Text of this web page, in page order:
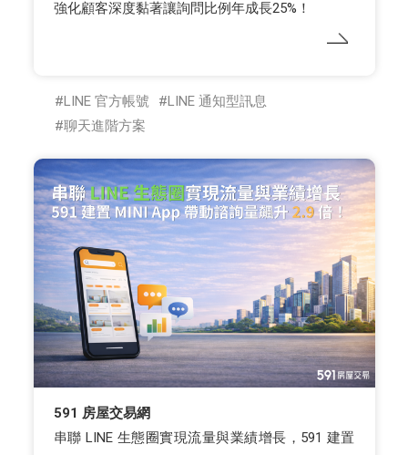
強化顧客深度黏著讓詢問比例年成長25%！
LINE 官方帳號
LINE 通知型訊息
聊天進階方案
591 房屋交易網
串聯 LINE 生態圈實現流量與業績增長，591 建置